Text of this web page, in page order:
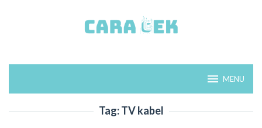
MENU
Tag:TV kabel